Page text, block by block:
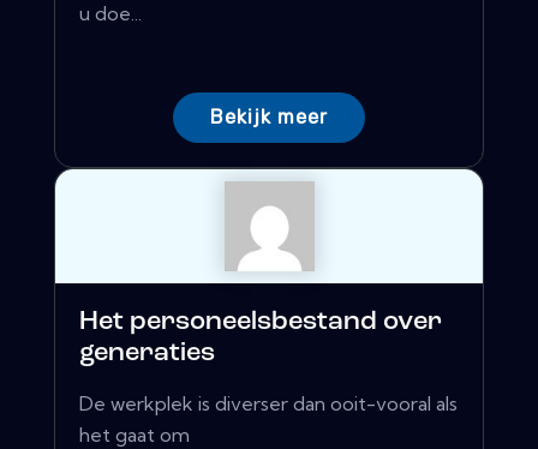
u doe...
Bekijk meer
Het personeelsbestand over
generaties
De werkplek is diverser dan ooit-vooral als
het gaat om